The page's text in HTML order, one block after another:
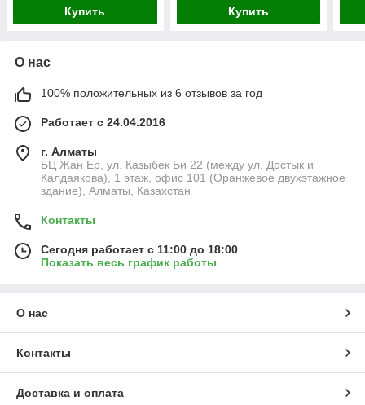
Купить Купить
О нас
100% положительных из 6 отзывов за год
Работает с 24.04.2016
г. Алматы
БЦ Жан Ер, ул. Казыбек Би 22 (между ул. Достык и
Калдаякова), 1 этаж, офис 101 (Оранжевое двухэтажное
здание), Алматы, Казахстан
Контакты
Сегодня работает с 11:00 до 18:00
Показать весь график работы
О нас
Контакты
Доставка и оплата